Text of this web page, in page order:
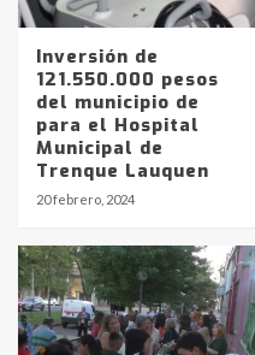
Inversión de
121.550.000 pesos
del municipio de
para el Hospital
Municipal de
Trenque Lauquen
20 febrero, 2024
Identidad
pampeanos
Accidente
joven de